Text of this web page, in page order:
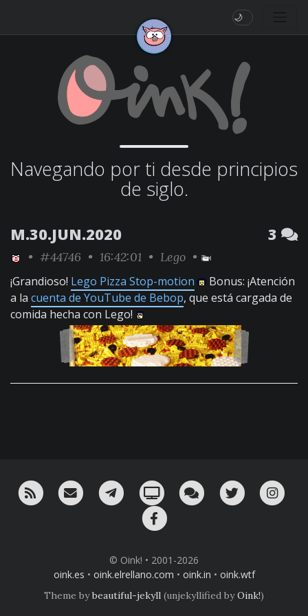
🌙
Navegando por ti desde principios
de siglo.
M.30.JUN.2020 3
• #44746 • 16:42:01 • Lego •
¡Grandioso! Lego Pizza Stop-motion
Bonus: ¡Atención
a la cuenta de YouTube de Bebop, que está cargada de
comida hecha con Lego!
RSS ¡Mándame un email!¡Nuestro canal en Telegram!
Oink! TV Charla con nosotros
Twitter
© Oink! • 2001-2026
oink.es • oink.elrellano.com • oink.in • oink.wtf
Theme bybeautiful-jekyll (unjekyllified byOink!)